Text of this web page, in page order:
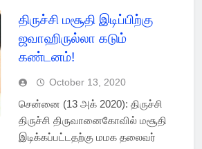
திருச்சி மசூதி இடிப்பிற்கு
ஜவாஹிருல்லா கடும்
கண்டனம்!
October 13, 2020
சென்னை (13 அக் 2020): திருச்சி
திருச்சி திருவானைகோவில் மசூதி
இடிக்கப்பட்டதற்கு மமக தலைவர்